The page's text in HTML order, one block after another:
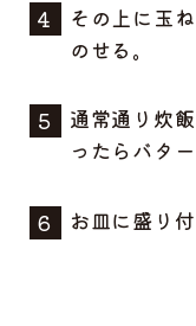
その上に玉
のせる。
通常通り炊
ったらバタ
お皿に盛り